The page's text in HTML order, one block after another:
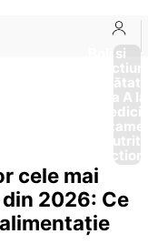
Boli si
Afectiuni
Sănătate
de la A
cele mai
2026: Ce